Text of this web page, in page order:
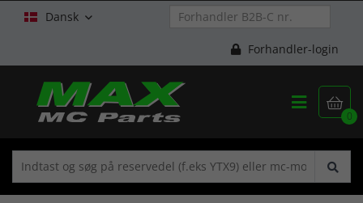
Dansk 
Forhandler-login

0
